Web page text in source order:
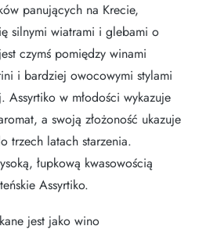
panujących na Krecie,
silnymi wiatrami i glebami o
czymś pomiędzy winami
i bardziej owocowymi stylami
Assyrtiko w młodości wykazuje
a swoją złożoność ukazuje
trzech latach starzenia.
łupkową kwasowością
Assyrtiko.
jest jako wino